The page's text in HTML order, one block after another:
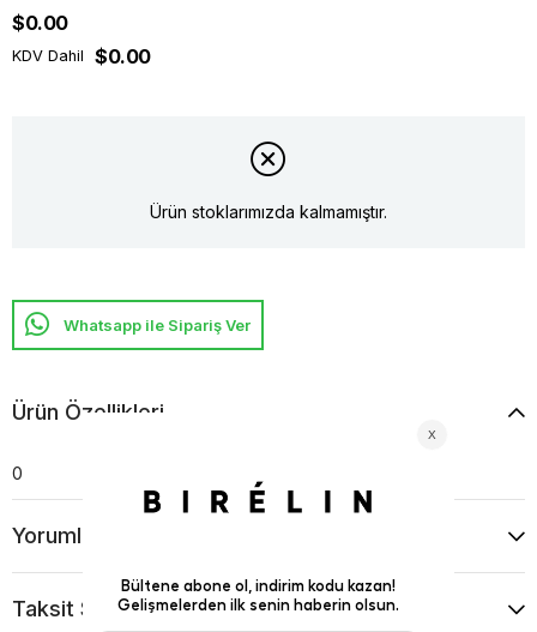
$0.00
KDV Dahil $0.00
Ürün stoklarımızda kalmamıştır.
Whatsapp ile Sipariş Ver
Ürün Özellikleri
0
Yorumlar
Taksit Seçenekleri